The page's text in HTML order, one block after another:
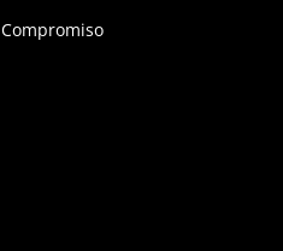
Compromiso